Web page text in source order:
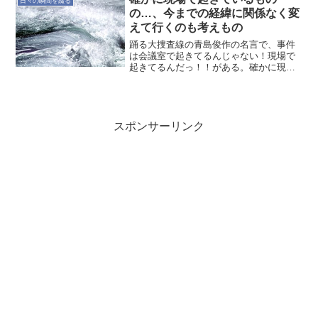
の…、今までの経緯に関係なく変
えて行くのも考えもの
踊る大捜査線の青島俊作の名言で、事件
は会議室で起きてるんじゃない！現場で
起きてるんだっ！！がある。確かに現場
スポンサーリンク